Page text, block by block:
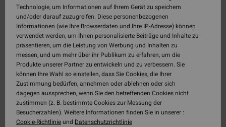
Technologie, um Informationen auf Ihrem Gerät zu speichern
und/oder darauf zuzugreifen. Diese personenbezogenen
Informationen (wie Ihre Browserdaten und Ihre IP-Adresse) können
verwendet werden, um Ihnen personalisierte Beiträge und Inhalte zu
präsentieren, um die Leistung von Werbung und Inhalten zu
messen, und um mehr über ihr Publikum zu erfahren, um die
Produkte unserer Partner zu entwickeln und zu verbessern. Sie
können Ihre Wahl so einstellen, dass Sie Cookies, die Ihrer
Zustimmung bedürfen, annehmen oder ablehnen oder sich
dagegen aussprechen, wenn Sie den betreffenden Cookies nicht
zustimmen (z. B. bestimmte Cookies zur Messung der
Besucherzahlen). Weitere Informationen finden Sie in unserer :
Cookie-Richtlinieund Datenschutzrichtlinie